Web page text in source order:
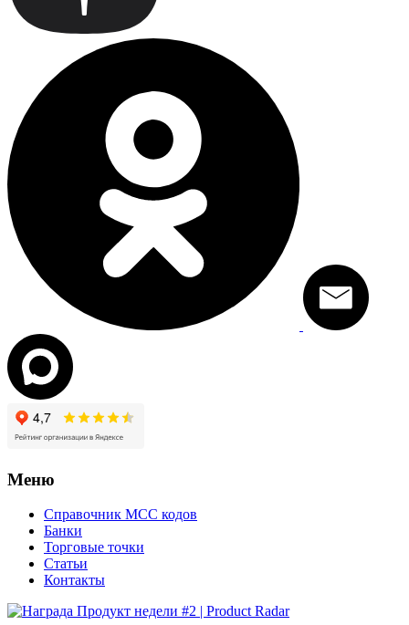
Меню
Справочник MCC кодов
Банки
Торговые точки
Статьи
Контакты